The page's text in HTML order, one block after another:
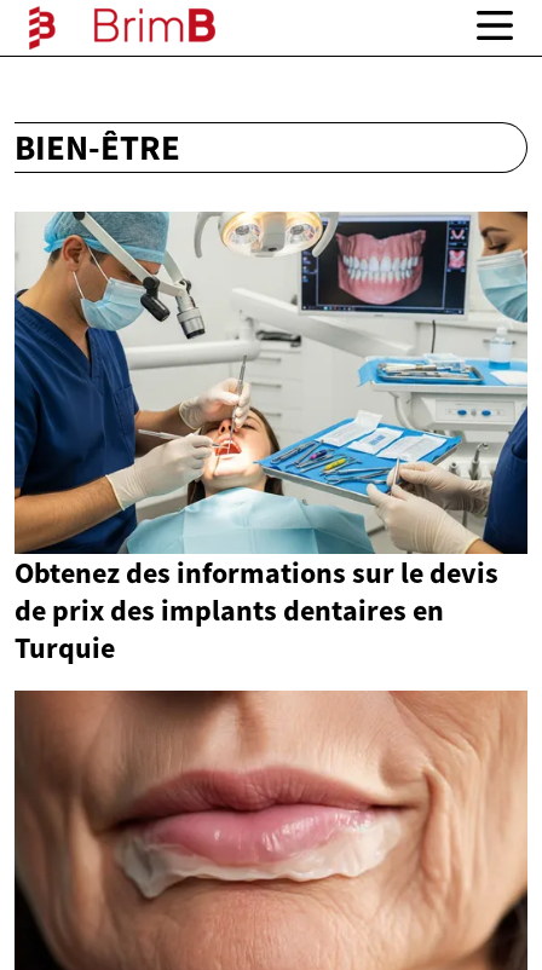
BIEN-ÊTRE
Obtenez des informations sur le devis
de prix des implants dentaires en
Turquie